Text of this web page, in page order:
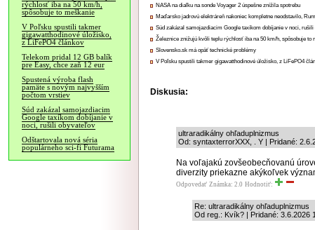
rýchlosť iba na 50 km/h,
spôsobuje to meškanie
V Poľsku spustili takmer
gigawatthodinové úložisko,
z LiFePO4 článkov
Telekom pridal 12 GB balík
pre Easy, chce zaň 12 eur
Spustená výroba flash
pamäte s novým najvyšším
počtom vrstiev
Súd zakázal samojazdiacim
Google taxíkom dobíjanie v
noci, rušili obyvateľov
Odštartovala nová séria
populárneho sci-fi Futurama
NASA na diaľku na sonde Voyager 2 úspešne znížila spotrebu
Maďarsko jadrovú elektráreň nakoniec kompletne neodstavilo,
Súd zakázal samojazdiacim Google taxíkom dobíjanie v noci, rušili
Železnice znižujú kvôli teplu rýchlosť iba na 50 km/h, spôsobuje to
Slovensko.sk má opäť technické problémy
V Poľsku spustili takmer gigawatthodinové úložisko, z LiFePO4
Diskusia:
ultraradikálny ohľaduplnizmus
Od: syntaxterrorXXX, . Y | Pridané:
Na voľajakú zovšeobecňovanú
diverzity priekazne akýkoľvek
Odpovedať Známka: 2.0 Hodnotiť:
Re: ultraradikálny ohľaduplnizmus
Od reg.: Kvík? | Pridané: 3.6.2026